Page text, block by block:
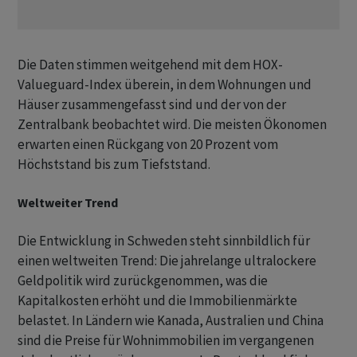
Die Daten stimmen weitgehend mit dem HOX-
Valueguard-Index überein, in dem Wohnungen und
Häuser zusammengefasst sind und der von der
Zentralbank beobachtet wird. Die meisten Ökonomen
erwarten einen Rückgang von 20 Prozent vom
Höchststand bis zum Tiefststand.
Weltweiter Trend
Die Entwicklung in Schweden steht sinnbildlich für
einen weltweiten Trend: Die jahrelange ultralockere
Geldpolitik wird zurückgenommen, was die
Kapitalkosten erhöht und die Immobilienmärkte
belastet. In Ländern wie Kanada, Australien und China
sind die Preise für Wohnimmobilien im vergangenen